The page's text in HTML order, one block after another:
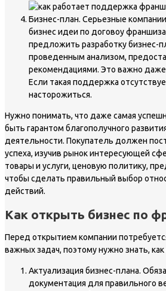
Бизнес-план. Серьезные
бизнес идеи по договоу
предложить разработку бизнес-
проведенным анализом,
рекомендациями. Это важно
Если такая поддержка
насторожиться.
Нужно понимать, что даже самая
быть гарантом благополучного
деятельности. Покупатель должен
успеха, изучив рынок интересующей
товары и услуги, ценовую политику,
чтобы сделать правильный выбор
действий.
Как открыть бизнес по
Перед открытием компании
важных задач, поэтому нужно знать,
Актуализация бизнес-плана.
документация для правильного